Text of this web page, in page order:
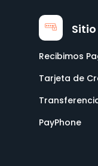
Recibimos
Tarjeta de
PayPhone